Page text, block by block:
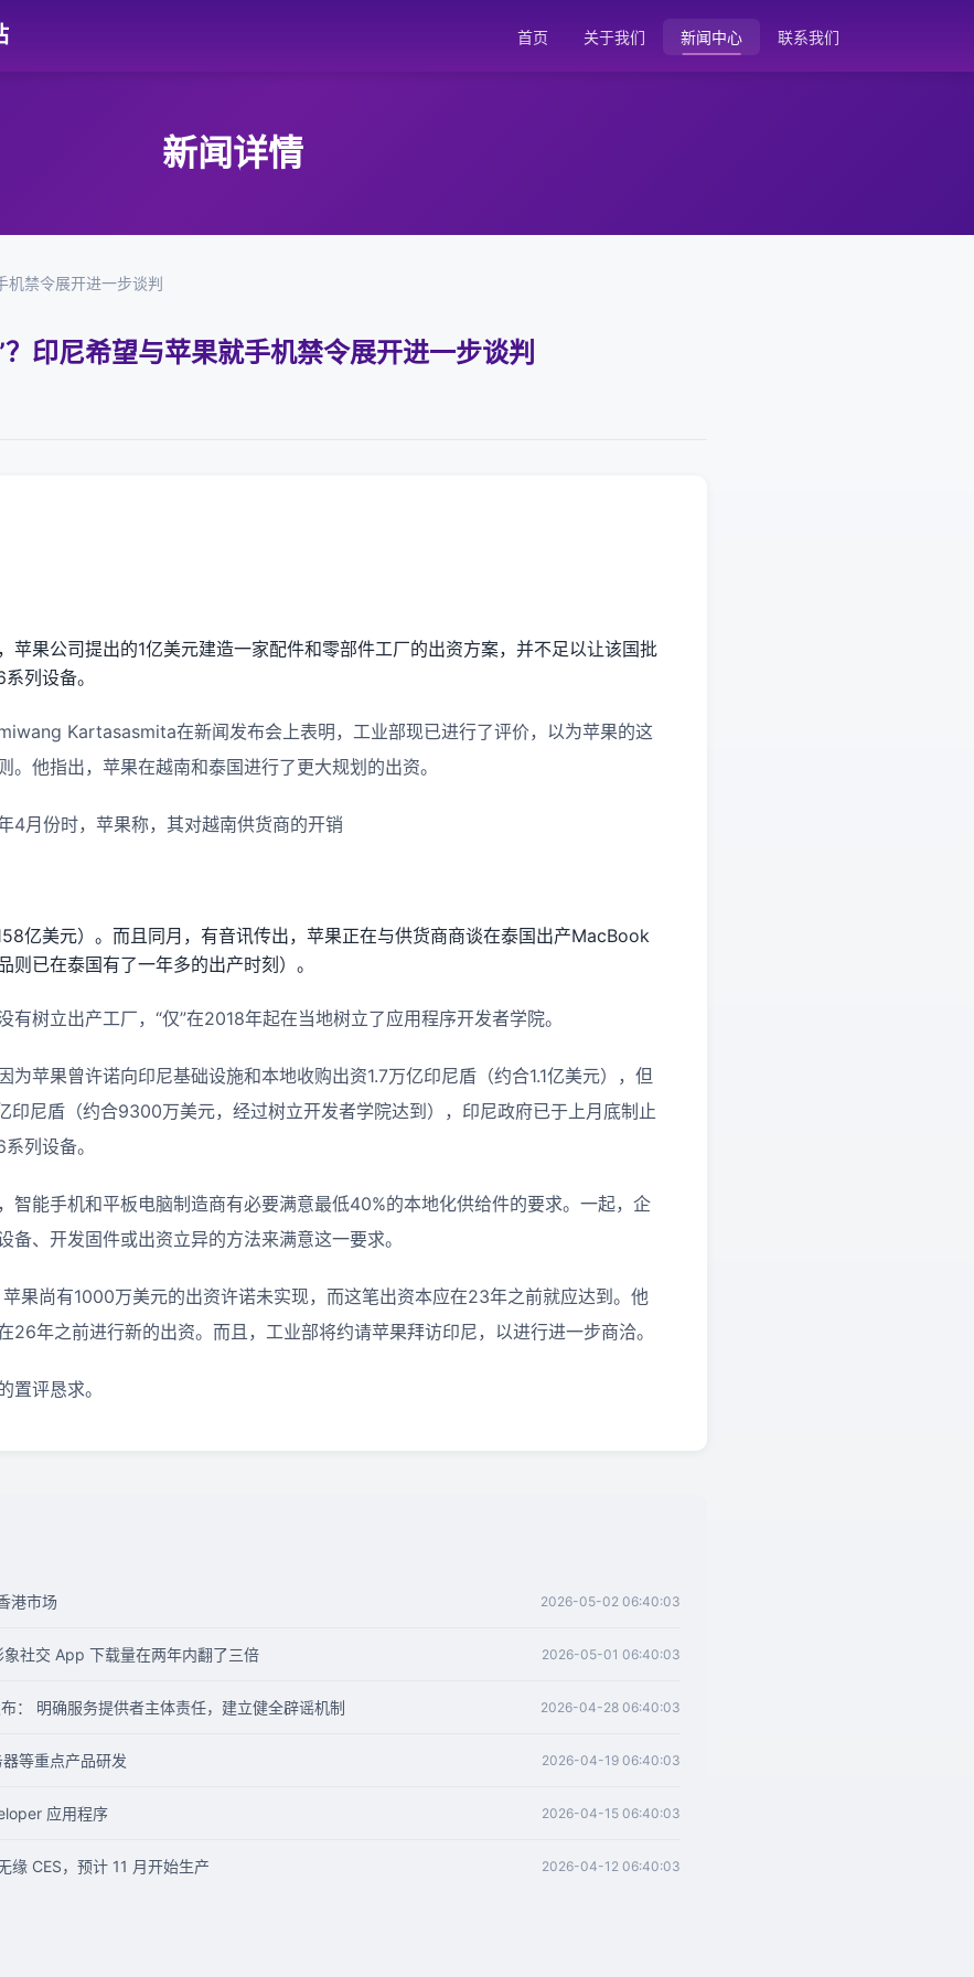
首页 关于我们 新闻中心 联系我们
新闻详情
机禁令展开进一步谈判
印尼希望与苹果就手机禁令展开进一步谈判
苹果公司提出的1亿美元建造一家配件和零部件工厂的出资方案，并不足以让该国批
列设备。
Kartasasmita在新闻发布会上表明，工业部现已进行了评价，以为苹果的这
。他指出，苹果在越南和泰国进行了更大规划的出资。
4月份时，苹果称，其对越南供货商的开销
亿美元）。而且同月，有音讯传出，苹果正在与供货商商谈在泰国出产MacBook
已在泰国有了一年多的出产时刻）。
有树立出产工厂，“仅”在2018年起在当地树立了应用程序开发者学院。
为苹果曾许诺向印尼基础设施和本地收购出资1.7万亿印尼盾（约合1.1亿美元），但
印尼盾（约合9300万美元，经过树立开发者学院达到），印尼政府已于上月底制止
列设备。
智能手机和平板电脑制造商有必要满意最低40%的本地化供给件的要求。一起，企
备、开发固件或出资立异的方法来满意这一要求。
果尚有1000万美元的出资许诺未实现，而这笔出资本应在23年之前就应达到。他
26年之前进行新的出资。而且，工业部将约请苹果拜访印尼，以进行进一步商洽。
置评恳求。
港市场 2026-05-02 06:40:03
社交 App 下载量在两年内翻了三倍 2026-05-01 06:40:03
： 明确服务提供者主体责任，建立健全辟谣机制 2026-04-28 06:40:03
等重点产品研发 2026-04-19 06:40:03
应用程序 2026-04-15 06:40:03
缘 CES，预计 11 月开始生产 2026-04-12 06:40:03